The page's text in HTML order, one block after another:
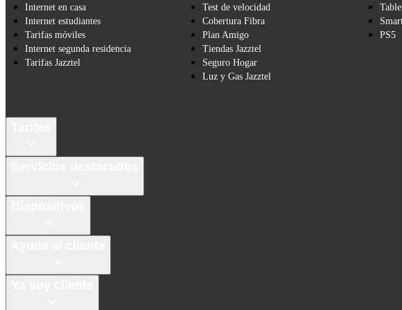
Internet en casa
Internet estudiantes
Tarifas móviles
Internet segunda residencia
Tarifas Jazztel
Test de velocidad
Cobertura Fibra
Plan Amigo
Tiendas Jazztel
Seguro Hogar
Luz y Gas Jazztel
PS5